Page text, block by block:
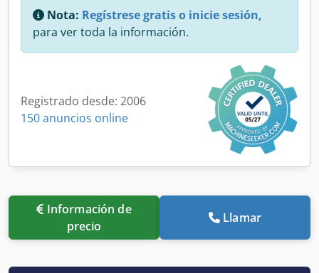
Nota: Regístrese gratis o inicie sesión,
para ver toda la información.
Registrado desde: 2006
150 anuncios online
precio
Llamar